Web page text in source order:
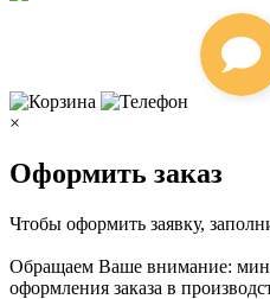
×
Оформить заказ
Чтобы оформить заявку,
Обращаем Ваше внимание:
оформления заказа в